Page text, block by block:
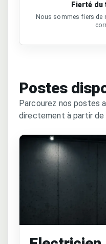
Fierté du
Nous sommes fiers de
Postes
Parcourez nos postes
directement à partir